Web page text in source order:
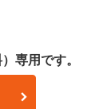
専用です。